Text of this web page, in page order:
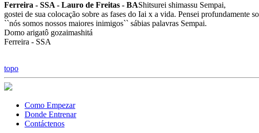
Ferreira - SSA - Lauro de Freitas - BAShitsurei shimassu Sempai,
gostei de sua colocação sobre as fases do Iai x a vida. Pensei profundamente
``nós somos nossos maiores inimigos`` sábias palavras Sempai.
Domo arigatô gozaimashitá
Ferreira - SSA
topo
Como Empezar
Donde Entrenar
Contáctenos